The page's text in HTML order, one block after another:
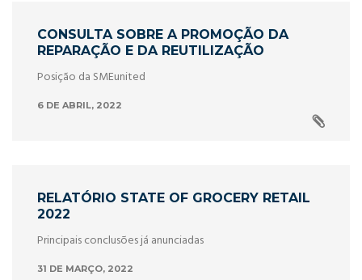
CONSULTA SOBRE A PROMOÇÃO DA
REPARAÇÃO E DA REUTILIZAÇÃO
Posição da SMEunited
6 DE ABRIL, 2022
RELATÓRIO STATE OF GROCERY RETAIL
2022
Principais conclusões já anunciadas
31 DE MARÇO, 2022